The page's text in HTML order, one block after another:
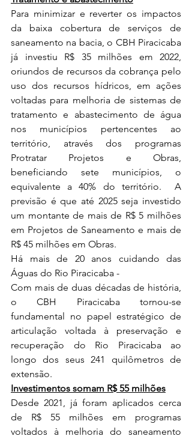
Para minimizar e reverter os impactos
da baixa cobertura de serviços de
saneamento na bacia, o CBH Piracicaba
já investiu R$ 35 milhões em 2022,
oriundos de recursos da cobrança pelo
uso dos recursos hídricos, em ações
voltadas para melhoria de sistemas de
tratamento e abastecimento de água
nos municípios pertencentes ao
território, através dos programas
Protratar Projetos e Obras,
beneficiando sete municípios, o
equivalente a 40% do território.  A
previsão é que até 2025 seja investido
um montante de mais de R$ 5 milhões
em Projetos de Saneamento e mais de
R$ 45 milhões em Obras.
Há mais de 20 anos cuidando das
Águas do Rio Piracicaba -
Com mais de duas décadas de história,
o CBH Piracicaba tornou-se
fundamental no papel estratégico de
articulação voltada à preservação e
recuperação do Rio Piracicaba ao
longo dos seus 241 quilômetros de
extensão.
Investimentos somam R$ 55 milhões
Desde 2021, já foram aplicados cerca
de R$ 55 milhões em programas
voltados à melhoria do saneamento